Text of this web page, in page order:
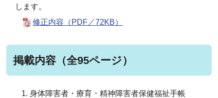
します。
修正内容（PDF／72KB）
掲載内容（全95ページ）
身体障害者・療育・精神障害者保健福祉手帳